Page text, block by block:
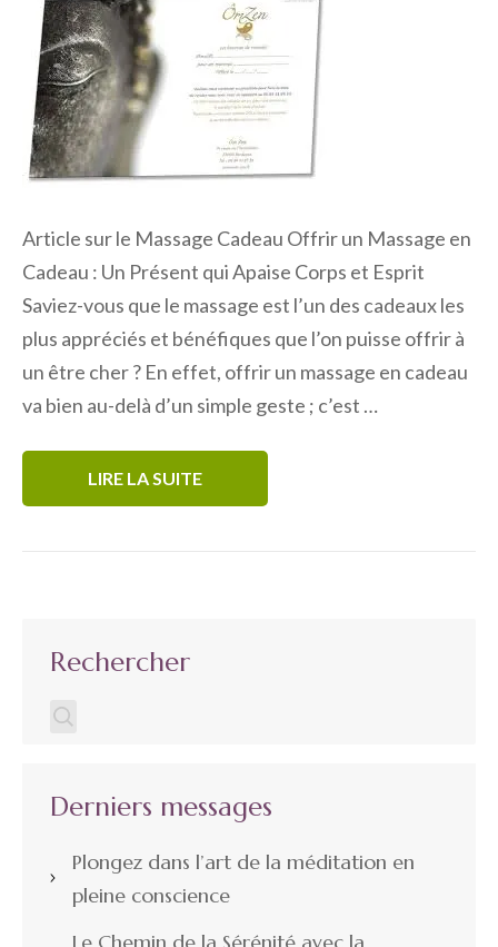
Article sur le Massage Cadeau Offrir un Massage en
Cadeau : Un Présent qui Apaise Corps et Esprit
Saviez-vous que le massage est l’un des cadeaux les
plus appréciés et bénéfiques que l’on puisse offrir à
un être cher ? En effet, offrir un massage en cadeau
va bien au-delà d’un simple geste ; c’est …
LIRE LA SUITE
Rechercher
Derniers messages
Plongez dans l’art de la méditation en
pleine conscience
Le Chemin de la Sérénité avec la